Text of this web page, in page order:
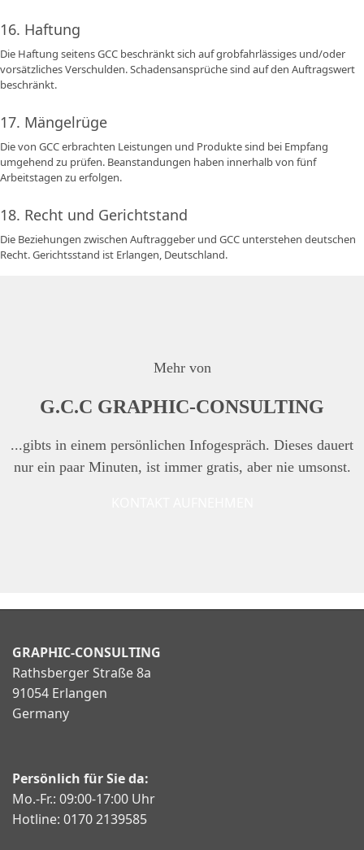
16. Haftung
Die Haftung seitens GCC beschränkt sich auf grobfahrlässiges und/oder
vorsätzliches Verschulden. Schadensansprüche sind auf den Auftragswert
beschränkt.
17. Mängelrüge
Die von GCC erbrachten Leistungen und Produkte sind bei Empfang
umgehend zu prüfen. Beanstandungen haben innerhalb von fünf
Arbeitstagen zu erfolgen.
18. Recht und Gerichtstand
Die Beziehungen zwischen Auftraggeber und GCC unterstehen deutschen
Recht. Gerichtsstand ist Erlangen, Deutschland.
Mehr von
G.C.C GRAPHIC-CONSULTING
...gibts in einem persönlichen Infogespräch. Dieses dauert
nur ein paar Minuten, ist immer gratis, aber nie umsonst.
GRAPHIC-CONSULTING
Rathsberger Straße 8a
91054 Erlangen
Germany
Persönlich für Sie da:
Mo.-Fr.: 09:00-17:00 Uhr
Hotline: ‭0170 2139585